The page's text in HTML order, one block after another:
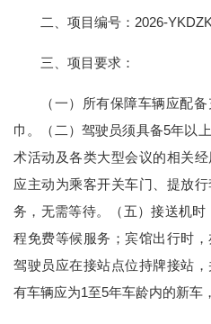
二、项目编号：2026-
三、项目要求：
（一）所有保障车辆应配
巾。（二）驾驶员须具备5年以
术活动及各类大型会议的相关
应主动为乘客开关车门、提放
务，无需等待。（五）接送机
程免费等候服务；宾馆出行时，
驾驶员应在接站点位持牌接站
有车辆应为1至5年车龄内的新车